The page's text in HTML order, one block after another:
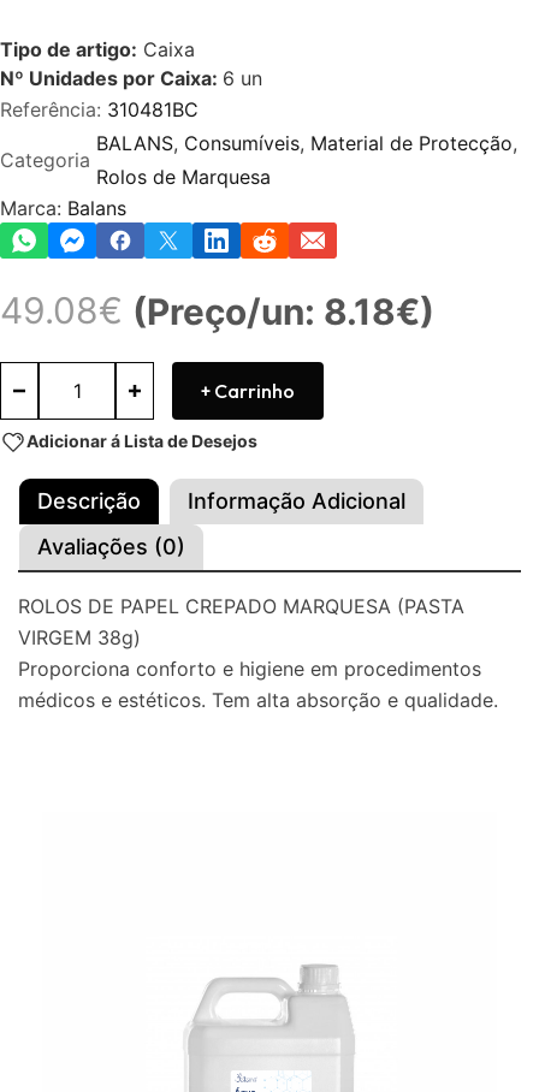
Tipo de artigo: Caixa
Nº Unidades por Caixa: 6 un
Referência: 310481BC
Categoria
BALANS, Consumíveis, Material de Protecção,
Rolos de Marquesa
Marca: Balans
49.08€ (Preço/un: 8.18€)
+ Carrinho
Adicionar á Lista de Desejos
Descrição
Informação Adicional
Avaliações (0)
ROLOS DE PAPEL CREPADO MARQUESA (PASTA
VIRGEM 38g)
Proporciona conforto e higiene em procedimentos
médicos e estéticos. Tem alta absorção e qualidade.